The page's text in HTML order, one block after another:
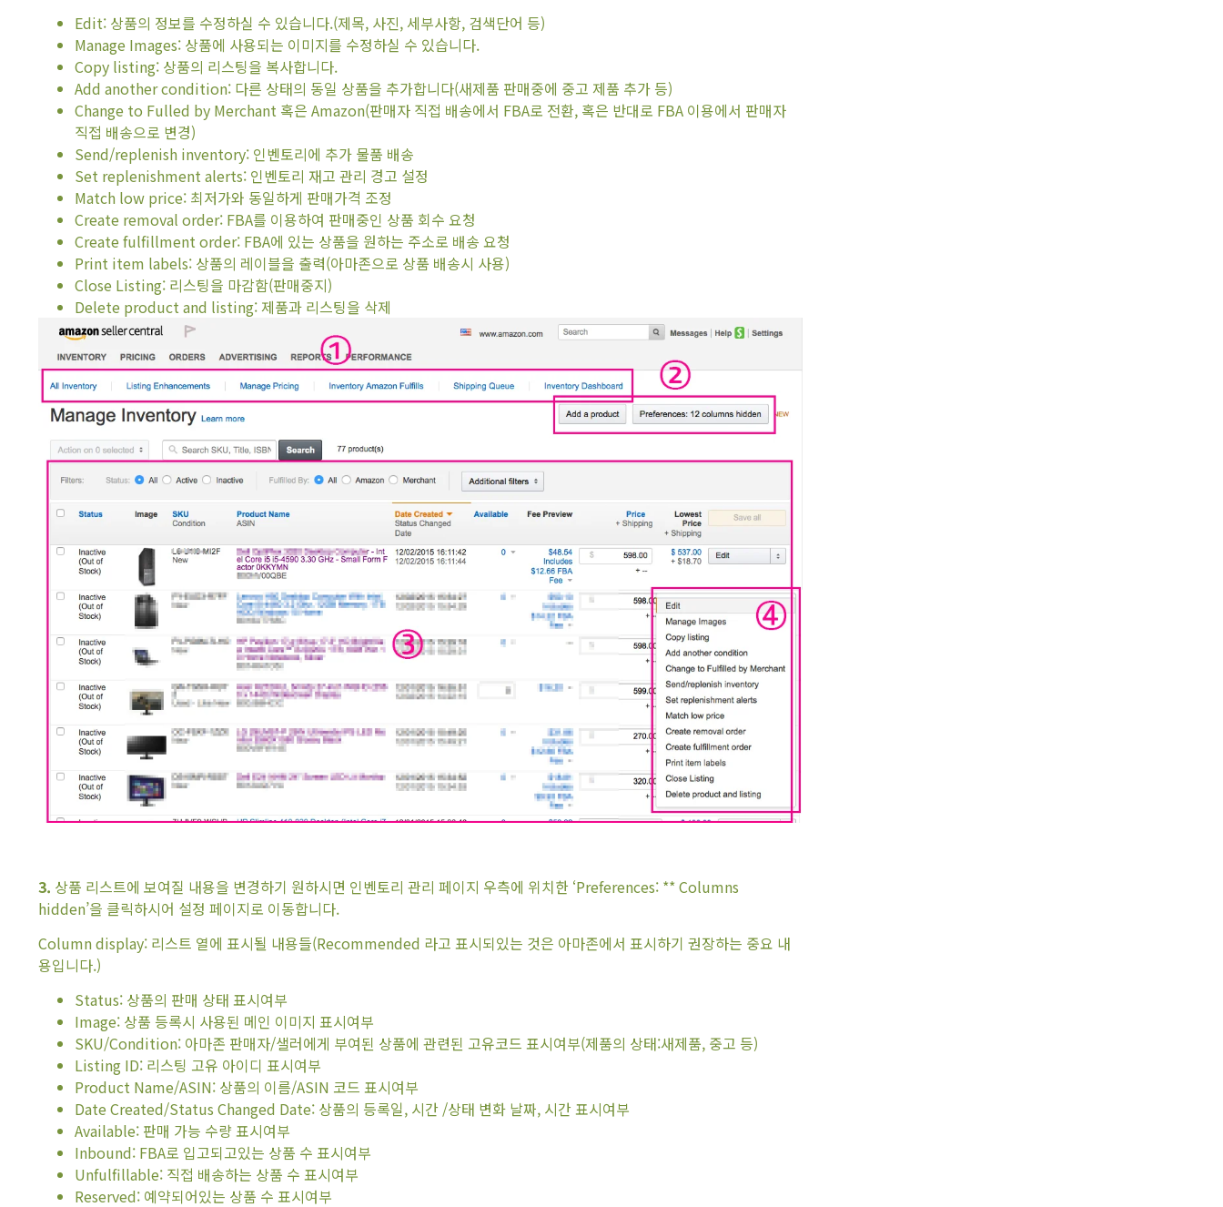
Edit: 상품의 정보를 수정하실 수 있습니다.(제목, 사진, 세부사항, 검색단어 등)
Manage Images: 상품에 사용되는 이미지를 수정하실 수 있습니다.
Copy listing: 상품의 리스팅을 복사합니다.
Add another condition: 다른 상태의 동일 상품을 추가합니다(새제품 판매중에 중고 제품 추가 등)
Change to Fulled by Merchant 혹은 Amazon(판매자 직접 배송에서 FBA로 전환, 혹은 반대로 FBA 이용에서 판매자
직접 배송으로 변경)
Send/replenish inventory: 인벤토리에 추가 물품 배송
Set replenishment alerts: 인벤토리 재고 관리 경고 설정
Match low price: 최저가와 동일하게 판매가격 조정
Create removal order: FBA를 이용하여 판매중인 상품 회수 요청
Create fulfillment order: FBA에 있는 상품을 원하는 주소로 배송 요청
Print item labels: 상품의 레이블을 출력(아마존으로 상품 배송시 사용)
Close Listing: 리스팅을 마감함(판매중지)
Delete product and listing: 제품과 리스팅을 삭제
3. 상품 리스트에 보여질 내용을 변경하기 원하시면 인벤토리 관리 페이지 우측에 위치한 ‘Preferences: ** Columns
hidden’을 클릭하시어 설정 페이지로 이동합니다.
Column display: 리스트 열에 표시될 내용들(Recommended 라고 표시되있는 것은 아마존에서 표시하기 권장하는 중요 내
용입니다.)
Status: 상품의 판매 상태 표시여부
Image: 상품 등록시 사용된 메인 이미지 표시여부
SKU/Condition: 아마존 판매자/샐러에게 부여된 상품에 관련된 고유코드 표시여부(제품의 상태:새제품, 중고 등)
Listing ID: 리스팅 고유 아이디 표시여부
Product Name/ASIN: 상품의 이름/ASIN 코드 표시여부
Date Created/Status Changed Date: 상품의 등록일, 시간 /상태 변화 날짜, 시간 표시여부
Available: 판매 가능 수량 표시여부
Inbound: FBA로 입고되고있는 상품 수 표시여부
Unfulfillable: 직접 배송하는 상품 수 표시여부
Reserved: 예약되어있는 상품 수 표시여부